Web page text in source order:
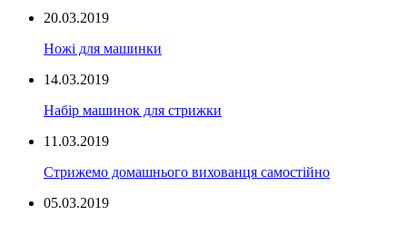
20.03.2019
Ножі для машинки
14.03.2019
Набір машинок для стрижки
11.03.2019
Стрижемо домашнього вихованця самостійно
05.03.2019